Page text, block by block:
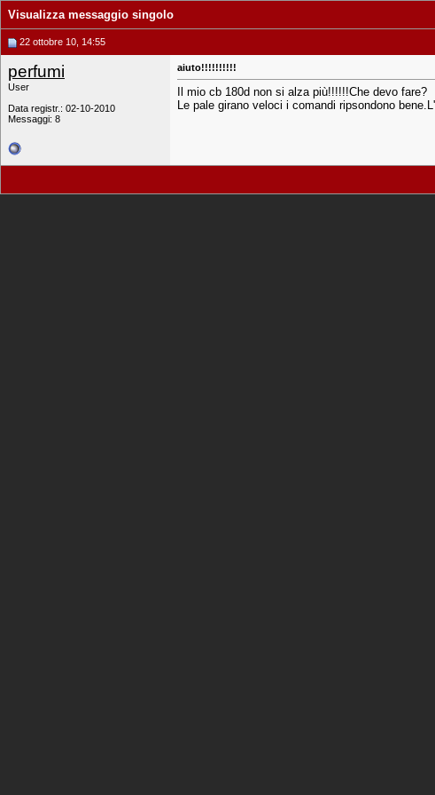
Visualizza messaggio singolo
22 ottobre 10, 14:55
perfumi
User
Data registr.: 02-10-2010
Messaggi: 8
aiuto!!!!!!!!!!
Il mio cb 180d non si alza più!!!!!!Che devo fare?
Le pale girano veloci i comandi ripsondono